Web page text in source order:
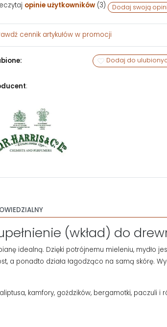
opinie użytkowników(3) Dodaj swoją
cennik artykułów w promocji
Dodaj do
:
(wkład) do
idealną. Dzięki potrójnemu mieleniu, mydło
ponadto działa łagodząco na samą skórę.
kamfory, goździków, bergamotki, paczuli i